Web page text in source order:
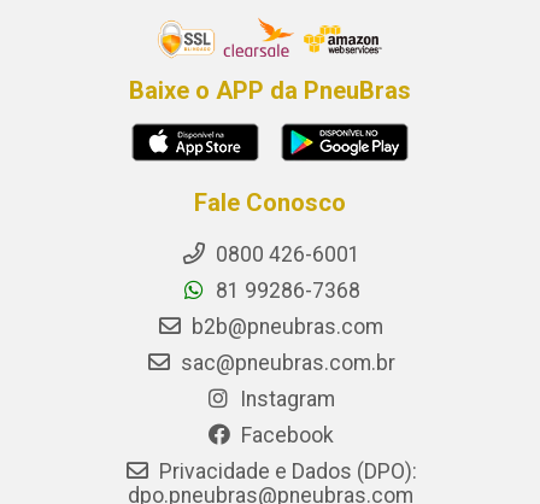
Baixe o APP da PneuBras
Fale Conosco
0800 426-6001
81 99286-7368
b2b@pneubras.com
sac@pneubras.com.br
Instagram
Facebook
Privacidade e Dados (DPO):
dpo.pneubras@pneubras.com